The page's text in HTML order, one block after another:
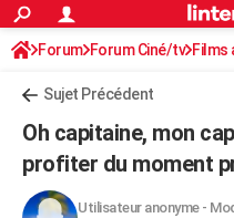
ACTUALITÉS
Politique
Société
Faits Divers
Education
Monde
Villes
+
Programme TV
Streaming
Sorties cinéma
Musique
FINANCE
Retraite
Impôts
Epargne
Immobilier
Risques naturels par ville
Banque
Assurance
Crédit
AUTO
Forum Forum Ciné/tv Films
Sujet Précédent
Oh capitaine, mon
profiter du moment
Utilisateur anonyme-